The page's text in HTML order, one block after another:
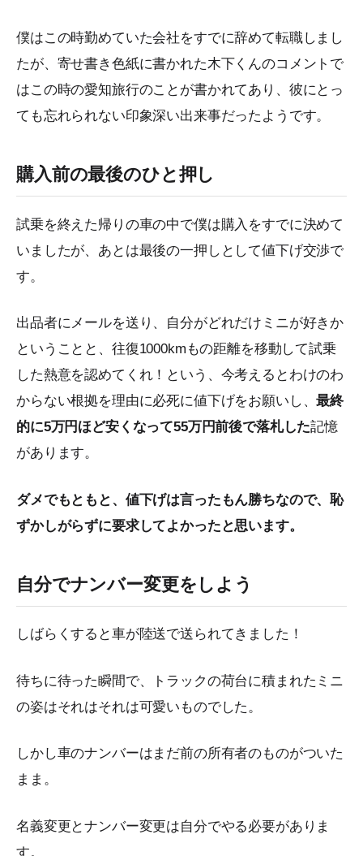
僕はこの時勤めていた会社をすでに辞めて転職しまし
たが、寄せ書き色紙に書かれた木下くんのコメントで
はこの時の愛知旅行のことが書かれてあり、彼にとっ
ても忘れられない印象深い出来事だったようです。
購入前の最後のひと押し
試乗を終えた帰りの車の中で僕は購入をすでに決めて
いましたが、あとは最後の一押しとして値下げ交渉で
す。
出品者にメールを送り、自分がどれだけミニが好きか
ということと、往復1000kmもの距離を移動して試乗
した熱意を認めてくれ！という、今考えるとわけのわ
からない根拠を理由に必死に値下げをお願いし、最終
的に5万円ほど安くなって55万円前後で落札した記憶
があります。
ダメでもともと、値下げは言ったもん勝ちなので、恥
ずかしがらずに要求してよかったと思います。
自分でナンバー変更をしよう
しばらくすると車が陸送で送られてきました！
待ちに待った瞬間で、トラックの荷台に積まれたミニ
の姿はそれはそれは可愛いものでした。
しかし車のナンバーはまだ前の所有者のものがついた
まま。
名義変更とナンバー変更は自分でやる必要がありま
す。